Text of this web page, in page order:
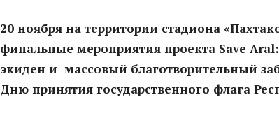
20 ноября на территории стадиона
финальные мероприятия проекта Save
экиден и массовый благотворительный
Дню принятия государственного флага